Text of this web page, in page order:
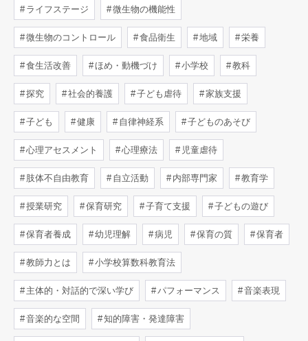
ライフステージ 微生物の機能性
微生物のコントロール 食品衛生 地域 栄養
食生活改善 ほめ・動機づけ 小学校 教科
探究 社会的養護 子ども虐待 家族支援
子ども 健康 自律神経系 子どものあそび
心理アセスメント 心理療法 児童虐待
肢体不自由教育 自立活動 内部専門家 教育学
授業研究 保育研究 子育て支援 子どもの遊び
保育者養成 幼児理解 病児 保育の質 保育者
教師力とは 小学校算数科教育法
主体的・対話的で深い学び パフォーマンス 音楽表現
音楽的な空間 知的障害・発達障害